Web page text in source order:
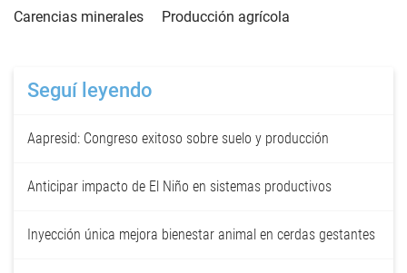
Carencias minerales
Producción agrícola
Seguí leyendo
Aapresid: Congreso exitoso sobre suelo y producción
Anticipar impacto de El Niño en sistemas productivos
Inyección única mejora bienestar animal en cerdas gestantes